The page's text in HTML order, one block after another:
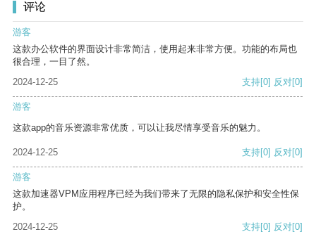
评论
游客
这款办公软件的界面设计非常简洁，使用起来非常方便。功能的布局也
很合理，一目了然。
2024-12-25
支持[0] 反对[0]
游客
这款app的音乐资源非常优质，可以让我尽情享受音乐的魅力。
2024-12-25 支持[0] 反对[0]
游客
这款加速器VPM应用程序已经为我们带来了无限的隐私保护和安全性保
护。
2024-12-25
支持[0] 反对[0]